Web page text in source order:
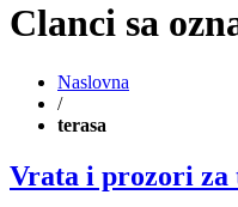
Clanci sa
Naslovna
/
terasa
Vrata i prozori za